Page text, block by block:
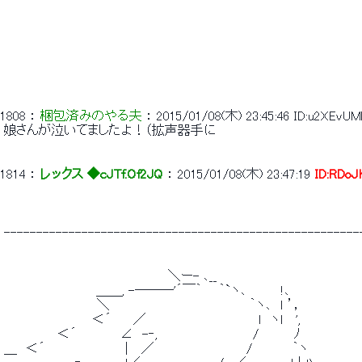
1808 ： 梱包済みのやる夫 ： 2015/01/08(木) 23:45:46
娘さんが泣いてましたよ！（拡声器手に
1814 ： レックス ◆cJTf.Of2JQ ： 2015/01/08(木) 23:47:19
＼ー- ､__
＿＿, -―――'´￣｀ 　 ｀`ヽ､　　 　 !､
＼　　　　　　　　 　 　 　 　 　 ｀ヽ､　ｌ ’，
＜´　　 ／　　 　 　 　 　 　 　 　 ｌ　ヽl　 ',
＜´ 　 　　　∠　-‐,　　　 　 　 　 　 　 /　　 　 ﾉ
＿　＜´　　　　　　　　　|　 ／　　　　　　　 　 　 /　　　　 ｀ヽ